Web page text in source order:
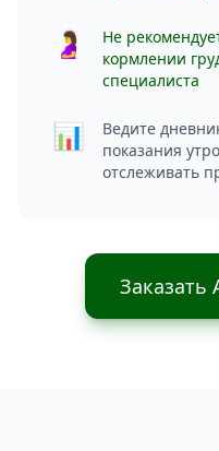
🤰
Не
кормлении
специалиста
📊
Ведите
показания
отслеживать
Заказать